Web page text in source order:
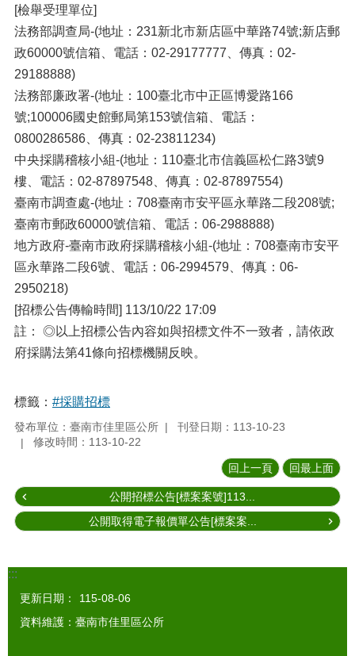
[檢舉受理單位]
法務部調查局-(地址：231新北市新店區中華路74號;新店郵
政60000號信箱、電話：02-29177777、傳真：02-
29188888)
法務部廉政署-(地址：100臺北市中正區博愛路166
號;100006國史館郵局第153號信箱、電話：
0800286586、傳真：02-23811234)
中央採購稽核小組-(地址：110臺北市信義區松仁路3號9
樓、電話：02-87897548、傳真：02-87897554)
臺南市調查處-(地址：708臺南市安平區永華路二段208號;
臺南市郵政60000號信箱、電話：06-2988888)
地方政府-臺南市政府採購稽核小組-(地址：708臺南市安平
區永華路二段6號、電話：06-2994579、傳真：06-
2950218)
[招標公告傳輸時間] 113/10/22 17:09
註： ◎以上招標公告內容如與招標文件不一致者，請依政
府採購法第41條向招標機關反映。
標籤： #採購招標
發布單位：臺南市佳里區公所
刊登日期：113-10-23
修改時間：113-10-22
回上一頁 回最上面
公開招標公告[標案案號]113...
公開取得電子報價單公告[標案案...
:::
更新日期：
115-08-06
資料維護：臺南市佳里區公所